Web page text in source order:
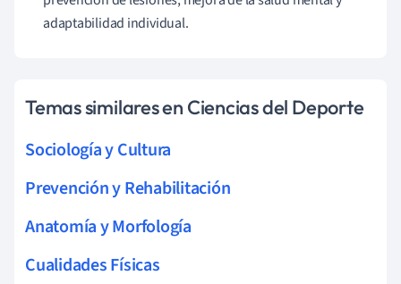
adaptabilidad individual.
Temas similares en Ciencias del Deporte
Sociología y Cultura
Prevención y Rehabilitación
Anatomía y Morfología
Cualidades Físicas